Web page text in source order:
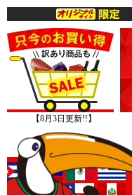
【8月3日更新!!】